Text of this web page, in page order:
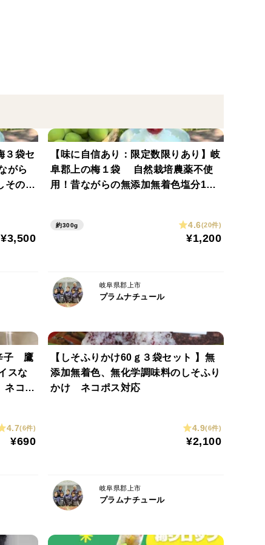
３袋セ
がら
その風
¥3,500
【味に自信あり：限定数限りあり】岐
阜郡上の梅１袋 自然栽培農薬不使
用！昔ながらの無添加無着色塩分1
約300g 4.6(20件)
¥1,200
岐阜県郡上市
プラムナチュール
子 鷹
スな
ネコポ
4.7(6件)
¥690
【しそふりかけ60ｇ３袋セット 】無
添加無着色、無化学調味料のしそふり
かけ ネコポス対応
4.9(6件)
¥2,100
岐阜県郡上市
プラムナチュール